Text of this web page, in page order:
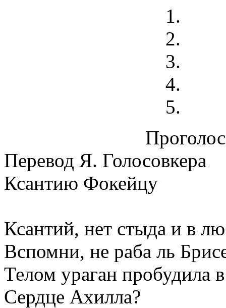
Перевод Я. Голосовкера
Ксантию Фокейцу
Ксантий, нет стыда и в
Вспомни, не раба ль
Телом ураган пробудила
Сердце Ахилла?